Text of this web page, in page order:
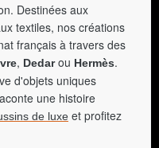
Destinées aux
textiles, nos créations
français à travers des
, Dedarou Hermès.
d'objets uniques
une histoire
de luxe et profitez